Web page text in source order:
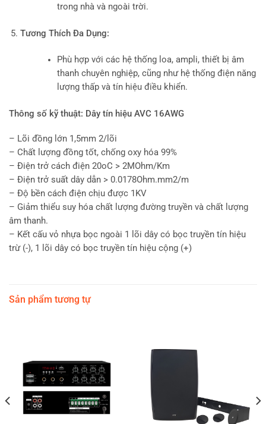
trong nhà và ngoài trời.
Tương Thích Đa Dụng:
Phù hợp với các hệ thống loa, ampli, thiết bị âm
thanh chuyên nghiệp, cũng như hệ thống điện năng
lượng thấp và tín hiệu điều khiển.
Thông số kỹ thuật: Dây tín hiệu AVC 16AWG
– Lõi đồng lớn 1,5mm 2/lõi
– Chất lượng đồng tốt, chống oxy hóa 99%
– Điện trở cách điện 20oC > 2MOhm/Km
– Điện trở suất dây dẫn > 0.0178Ohm.mm2/m
– Độ bền cách điện chịu được 1KV
– Giảm thiểu suy hóa chất lượng đường truyền và chất lượng
âm thanh.
– Kết cấu vỏ nhựa bọc ngoài 1 lõi dây có bọc truyền tín hiệu
trừ (-), 1 lõi dây có bọc truyền tín hiệu cộng (+)
Sản phẩm tương tự